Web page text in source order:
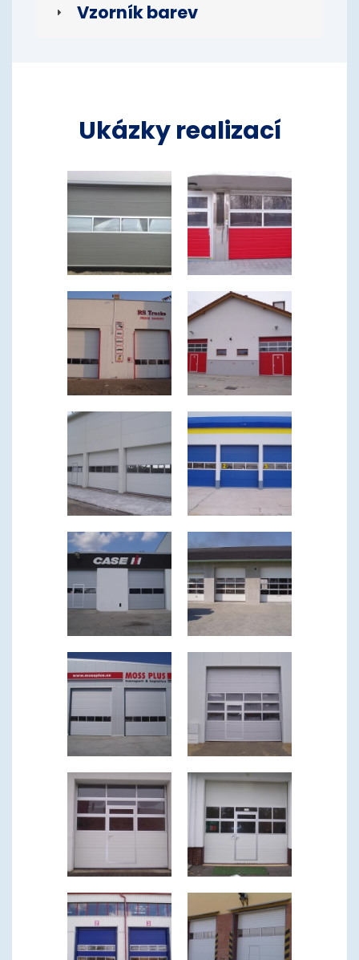
Vzorník barev
Ukázky realizací